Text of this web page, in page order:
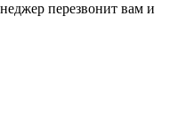
перезвонит вам и